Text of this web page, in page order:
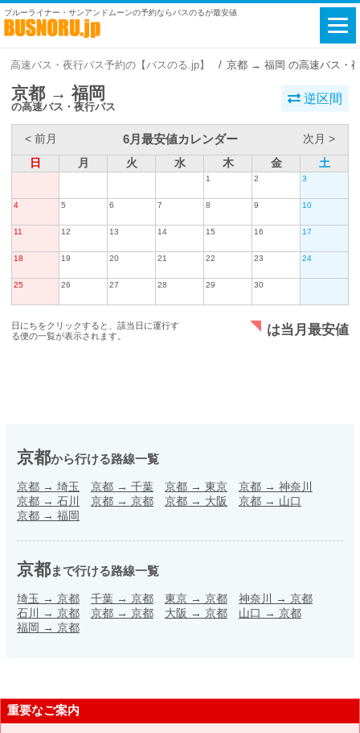
ブルーライナー・サンアンドムーンの予約ならバスのるが最安値
高速バス・夜行バス予約の【バスのる.jp】 京都 → 福岡 の高速バス・
京都 → 福岡
の高速バス・夜行バス
逆区間
< 前月 6月最安値カレンダー
次月 >
日
月 火 水 木 金 土
1 2 3
4 5 6 7 8 9 10
11 12 13 14 15 16 17
18 19 20 21 22 23 24
25 26 27 28 29 30
日にちをクリックすると、該当日に運行す
る便の一覧が表示されます。
は当月最安値
京都から行ける路線一覧
京都 → 埼玉 京都 → 千葉 京都 → 東京 京都 → 神奈川
京都 → 石川 京都 → 京都 京都 → 大阪 京都 → 山口
京都 → 福岡
京都まで行ける路線一覧
埼玉 → 京都 千葉 → 京都 東京 → 京都 神奈川 → 京都
石川 → 京都 京都 → 京都 大阪 → 京都 山口 → 京都
福岡 → 京都
重要なご案内